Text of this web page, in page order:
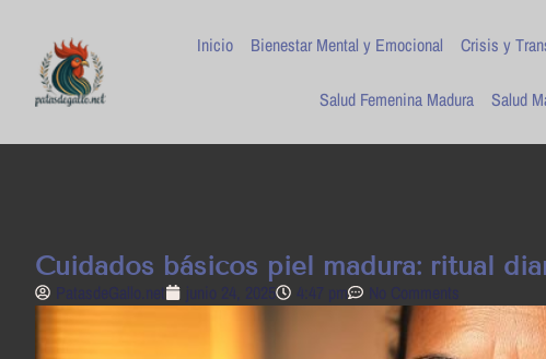
Inicio Bienestar Mental y Emocional Crisis y
Salud Femenina Madura Salud
Cuidados básicos piel madura: ritual
PatasdeGallo .net junio 24, 2025 4:47 pm No Comments